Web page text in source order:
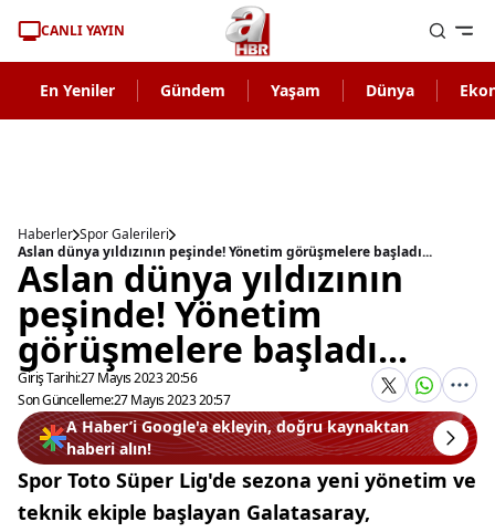
CANLI YAYIN
En Yeniler Gündem Yaşam Dünya
Haberler Spor Galerileri
Aslan dünya yıldızının peşinde! Yönetim görüşmelere başladı...
Aslan dünya yıldızının
peşinde! Yönetim
görüşmelere başladı...
Giriş Tarihi:27 Mayıs 2023 20:56
Son Güncelleme:27 Mayıs 2023 20:57
A Haber’i Google'a ekleyin, doğru kaynaktan
haberi alın!
Spor Toto Süper Lig'de sezona yeni yönetim ve
teknik ekiple başlayan Galatasaray,